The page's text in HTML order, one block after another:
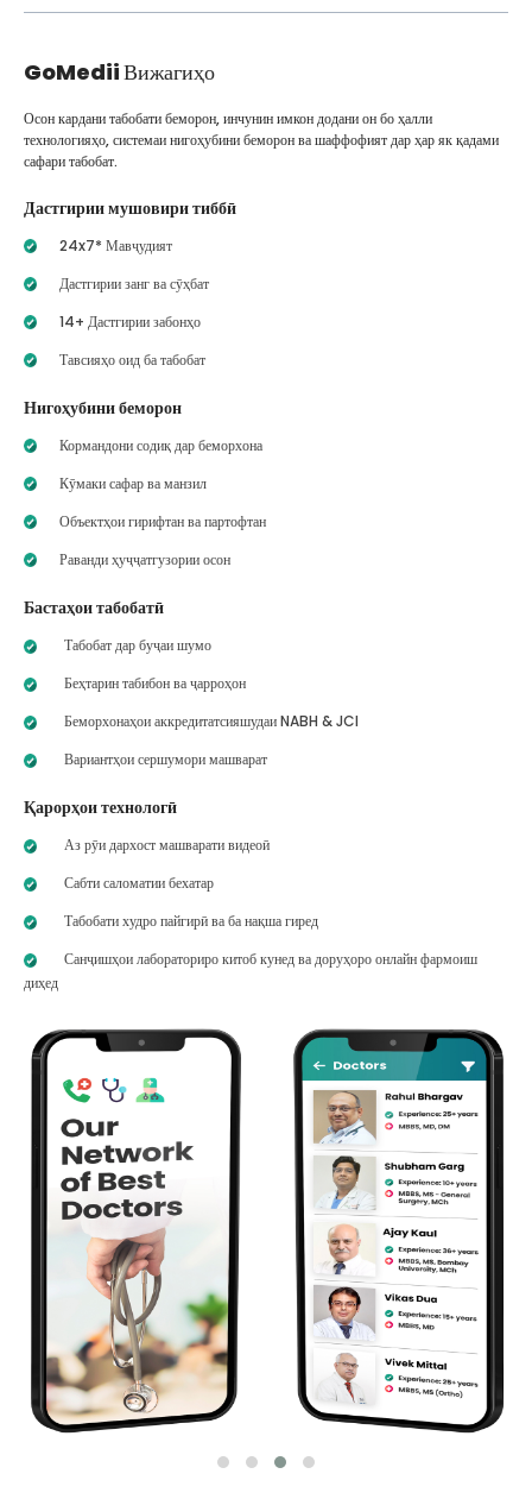
GoMediiВижагиҳо
Осон кардани табобати беморон, инчунин имкон додани он бо ҳалли
технологияҳо, системаи нигоҳубини беморон ва шаффофият дар ҳар як қадами
сафари табобат.
Дастгирии мушовири тиббӣ
24x7* Мавҷудият
Дастгирии занг ва сӯҳбат
14+ Дастгирии забонҳо
Тавсияҳо оид ба табобат
Нигоҳубини беморон
Кормандони содиқ дар беморхона
Кӯмаки сафар ва манзил
Объектҳои гирифтан ва партофтан
Раванди ҳуҷҷатгузории осон
Бастаҳои табобатӣ
Табобат дар буҷаи шумо
Беҳтарин табибон ва ҷарроҳон
Беморхонаҳои аккредитатсияшудаи NABH & JCI
Вариантҳои сершумори машварат
Қарорҳои технологӣ
Аз рӯи дархост машварати видеоӣ
Сабти саломатии бехатар
Табобати худро пайгирӣ ва ба нақша гиред
Санҷишҳои лабораториро китоб кунед ва доруҳоро онлайн фармоиш
диҳед